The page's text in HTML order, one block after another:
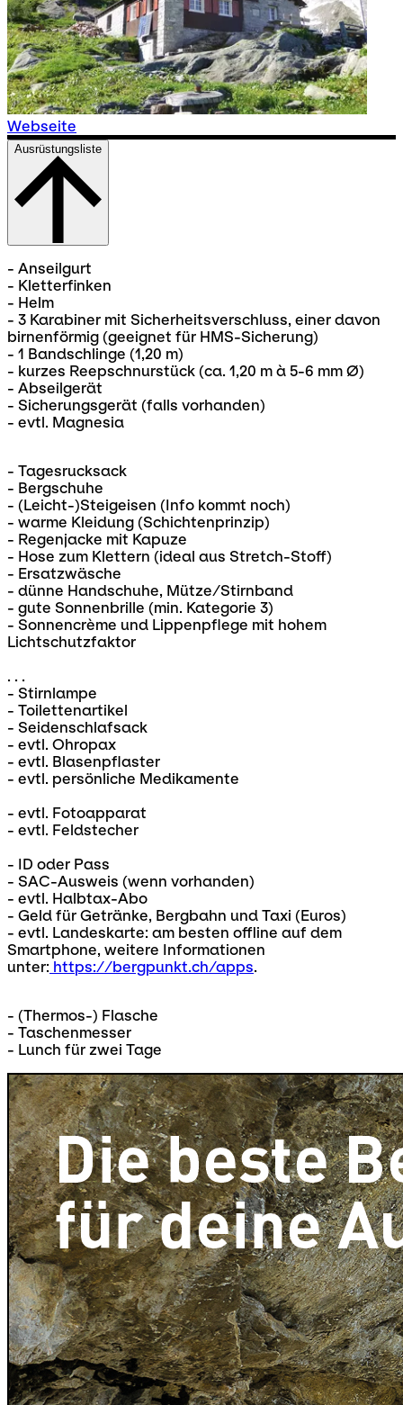
Webseite
Ausrüstungsliste
- Anseilgurt
- Kletterfinken
- Helm
- 3 Karabiner mit Sicherheitsverschluss, einer davon
birnenförmig (geeignet für HMS-Sicherung)
- 1 Bandschlinge (1,20 m)
- kurzes Reepschnurstück (ca. 1,20 m à 5-6 mm Ø)
- Abseilgerät
- Sicherungsgerät (falls vorhanden)
- evtl. Magnesia
- Tagesrucksack
- Bergschuhe
- (Leicht-)Steigeisen (Info kommt noch)
- warme Kleidung (Schichtenprinzip)
- Regenjacke mit Kapuze
- Hose zum Klettern (ideal aus Stretch-Stoff)
- Ersatzwäsche
- dünne Handschuhe, Mütze/Stirnband
- gute Sonnenbrille (min. Kategorie 3)
- Sonnencrème und Lippenpflege mit hohem
Lichtschutzfaktor
. . .
- Stirnlampe
- Toilettenartikel
- Seidenschlafsack
- evtl. Ohropax
- evtl. Blasenpflaster
- evtl. persönliche Medikamente
- evtl. Fotoapparat
- evtl. Feldstecher
- ID oder Pass
- SAC-Ausweis (wenn vorhanden)
- evtl. Halbtax-Abo
- Geld für Getränke, Bergbahn und Taxi (Euros)
- evtl. Landeskarte: am besten offline auf dem
Smartphone, weitere Informationen
unter: https://bergpunkt.ch/apps.
- (Thermos-) Flasche
- Taschenmesser
- Lunch für zwei Tage